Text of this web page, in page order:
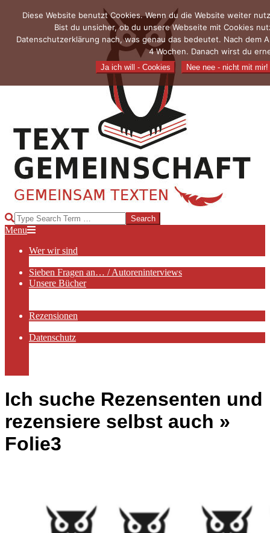
TEXTGEMEINSCHAFT
Search
Primary
Menu
Menu
Wer wir sind
Sieben Fragen an… / Autoreninterviews
Unsere Bücher
Rezensionen
Datenschutz
Ich suche Rezensenten und
rezensiere selbst auch »
Folie3
Diese Website benutzt Cookies. Wenn du die Website weiter
Bist du unsicher, ob du unsere Webseite mit Cookies
Datenschutzerklärung nach, was genau das bedeutet. Nach dem
4 Wochen. Danach wirst du
Ja ich will - Cookies Nee nee - nicht mit mir!